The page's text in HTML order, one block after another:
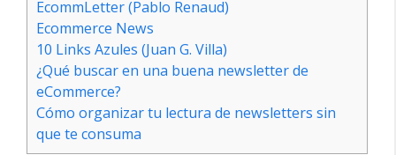
EcommLetter (Pablo Renaud)
Ecommerce News
10 Links Azules (Juan G. Villa)
¿Qué buscar en una buena newsletter de
eCommerce?
Cómo organizar tu lectura de newsletters sin
que te consuma